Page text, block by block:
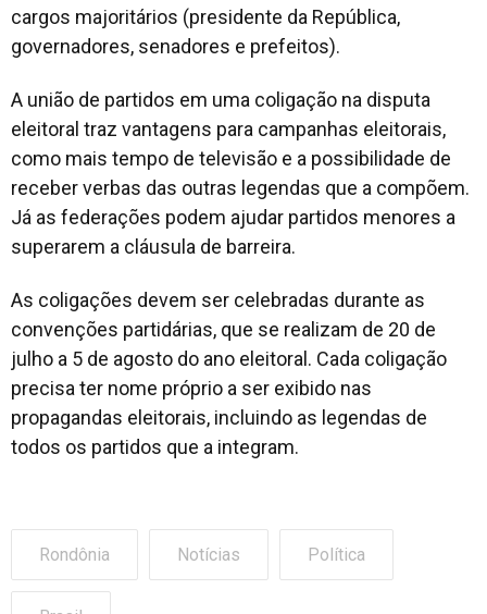
cargos majoritários (presidente da República,
governadores, senadores e prefeitos).
A união de partidos em uma coligação na disputa
eleitoral traz vantagens para campanhas eleitorais,
como mais tempo de televisão e a possibilidade de
receber verbas das outras legendas que a compõem.
Já as federações podem ajudar partidos menores a
superarem a cláusula de barreira.
As coligações devem ser celebradas durante as
convenções partidárias, que se realizam de 20 de
julho a 5 de agosto do ano eleitoral. Cada coligação
precisa ter nome próprio a ser exibido nas
propagandas eleitorais, incluindo as legendas de
todos os partidos que a integram.
Rondônia Notícias Política